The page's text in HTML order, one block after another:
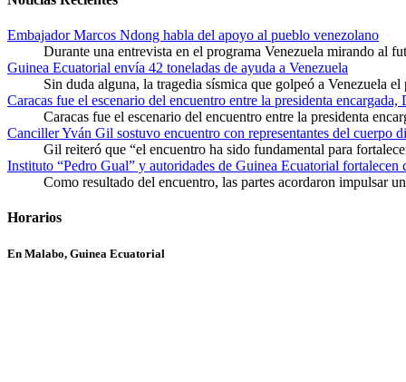
Embajador Marcos Ndong habla del apoyo al pueblo venezolano
Durante una entrevista en el programa Venezuela mirando al
Guinea Ecuatorial envía 42 toneladas de ayuda a Venezuela
Sin duda alguna, la tragedia sísmica que golpeó a Venezuela
Caracas fue el escenario del encuentro entre la presidenta
Caracas fue el escenario del encuentro entre la presidenta
Canciller Yván Gil sostuvo encuentro con representantes del cuerpo
Gil reiteró que “el encuentro ha sido fundamental para
Instituto “Pedro Gual” y autoridades de Guinea Ecuatorial
Como resultado del encuentro, las partes acordaron impulsar
Horarios
En Malabo, Guinea Ecuatorial